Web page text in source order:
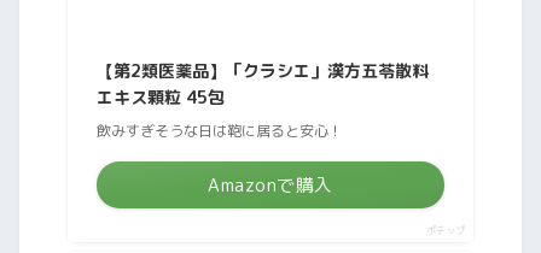
【第2類医薬品】「クラシエ」漢方五苓散料
エキス顆粒 45包
飲みすぎそうな日は鞄に居ると安心！
Amazonで購入
ポチップ